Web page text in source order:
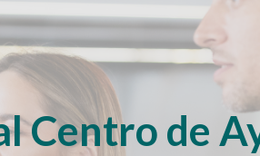
Centro de